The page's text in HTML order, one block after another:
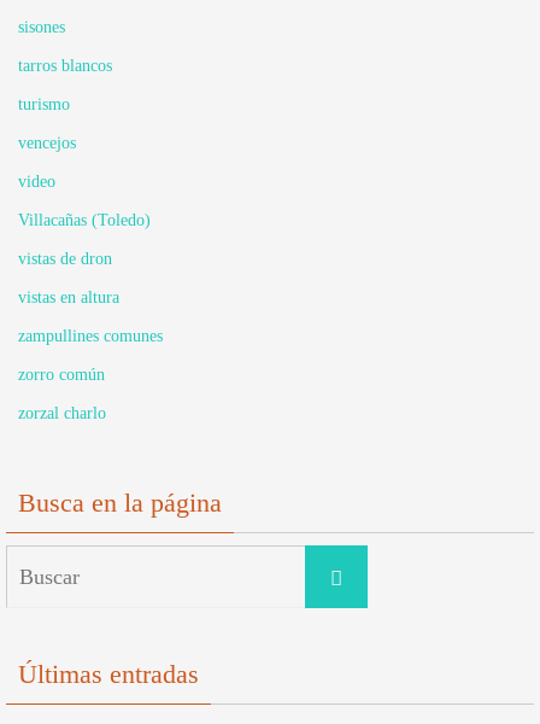
sisones
tarros blancos
turismo
vencejos
video
Villacañas (Toledo)
vistas de dron
vistas en altura
zampullines comunes
zorro común
zorzal charlo
Busca en la página
Buscar
Últimas entradas